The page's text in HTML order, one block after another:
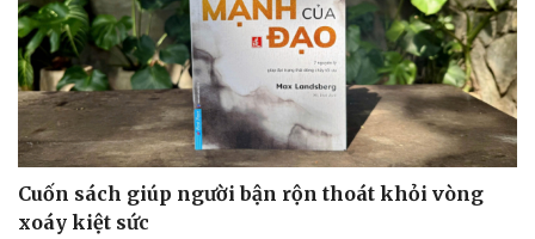
Cuốn sách giúp người bận rộn thoát khỏi vòng
xoáy kiệt sức